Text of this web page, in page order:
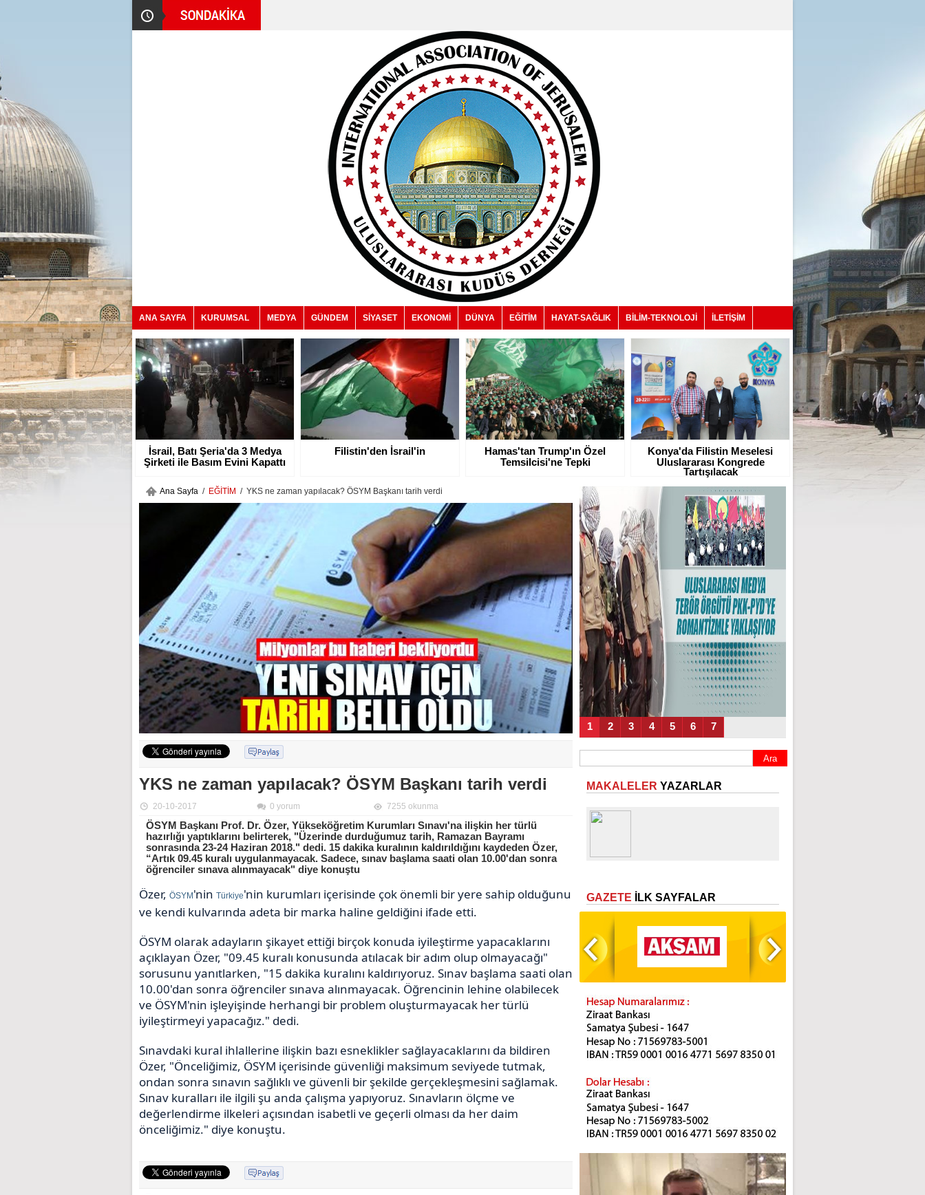
ANA SAYFA KURUMSAL MEDYA GÜNDEM SİYASET EKONOMİ DÜNYA EĞİTİM HAYAT-SAĞLIK BİLİM-TEKNOLOJİ İLETİŞİM
İsrail, Batı Şeria'da 3 Medya
Şirketi ile Basım Evini Kapattı
Filistin'den İsrail'in Hamas'tan Trump'ın Özel
Temsilcisi'ne Tepki
Konya'da Filistin Meselesi
Uluslararası Kongrede
Tartışılacak
Ana Sayfa / EĞİTİM / YKS ne zaman yapılacak? ÖSYM Başkanı tarih verdi
YKS ne zaman yapılacak? ÖSYM Başkanı tarih verdi
20-10-2017 0 yorum 7255 okunma
ÖSYM Başkanı Prof. Dr. Özer, Yükseköğretim Kurumları Sınavı'na ilişkin her türlü
hazırlığı yaptıklarını belirterek, "Üzerinde durduğumuz tarih, Ramazan Bayramı
sonrasında 23-24 Haziran 2018." dedi. 15 dakika kuralının kaldırıldığını kaydeden Özer,
“Artık 09.45 kuralı uygulanmayacak. Sadece, sınav başlama saati olan 10.00'dan sonra
öğrenciler sınava alınmayacak" diye konuştu
Özer, ÖSYM 'nin Türkiye'nin kurumları içerisinde çok önemli bir yere sahip olduğunu
ve kendi kulvarında adeta bir marka haline geldiğini ifade etti.
ÖSYM olarak adayların şikayet ettiği birçok konuda iyileştirme yapacaklarını
açıklayan Özer, "09.45 kuralı konusunda atılacak bir adım olup olmayacağı"
sorusunu yanıtlarken, "15 dakika kuralını kaldırıyoruz. Sınav başlama saati olan
10.00'dan sonra öğrenciler sınava alınmayacak. Öğrencinin lehine olabilecek
ve ÖSYM'nin işleyişinde herhangi bir problem oluşturmayacak her türlü
iyileştirmeyi yapacağız." dedi.
Sınavdaki kural ihlallerine ilişkin bazı esneklikler sağlayacaklarını da bildiren
Özer, "Önceliğimiz, ÖSYM içerisinde güvenliği maksimum seviyede tutmak,
ondan sonra sınavın sağlıklı ve güvenli bir şekilde gerçekleşmesini sağlamak.
Sınav kuralları ile ilgili şu anda çalışma yapıyoruz. Sınavların ölçme ve
değerlendirme ilkeleri açısından isabetli ve geçerli olması da her daim
önceliğimiz." diye konuştu.
1 2 3 4 5 6 7
MAKALELER YAZARLAR
GAZETE İLK SAYFALAR